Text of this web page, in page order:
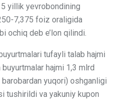
yillik yevrobondining
7,375 foiz oraligida
ochiq deb e’lon qilindi.
tufayli talab hajmi
hajmi 1,3 mlrd
yuqori) oshganligi
tushirildi va yakuniy kupon